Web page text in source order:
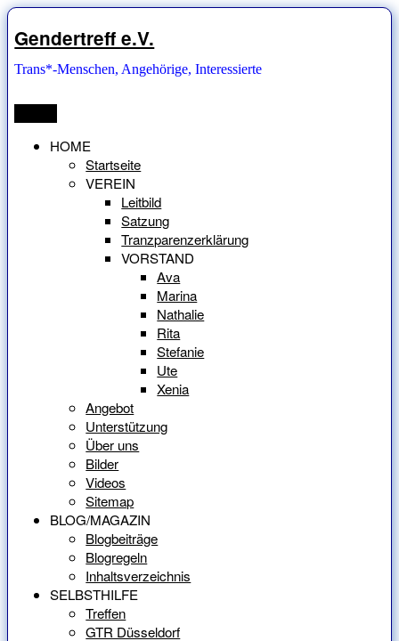
Zum
Inhalt
springen
Gendertreff e.V.
Trans*-Menschen, Angehörige, Interessierte
HOME
Startseite
VEREIN
Leitbild
Satzung
Tranzparenzerklärung
VORSTAND
Ava
Marina
Nathalie
Rita
Stefanie
Ute
Xenia
Angebot
Unterstützung
Über uns
Bilder
Videos
Sitemap
BLOG/MAGAZIN
Blogbeiträge
Blogregeln
Inhaltsverzeichnis
SELBSTHILFE
Treffen
GTR Düsseldorf